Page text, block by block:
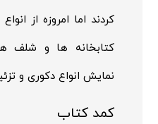
کردند اما امروزه از
کتابخانه ها و شلف
نمایش انواع دکوری و
کمد کتاب